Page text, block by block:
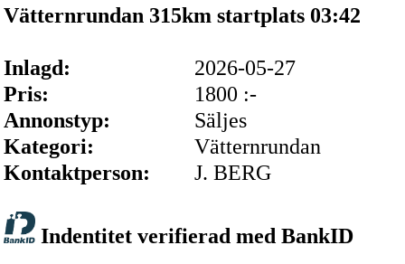
Vätternrundan 315km startplats 03:42
Inlagd:
2026-05-27
Pris:
1800 :-
Annonstyp:
Säljes
Kategori:
Vätternrundan
Kontaktperson:
J. BERG
Indentitet verifierad med BankID